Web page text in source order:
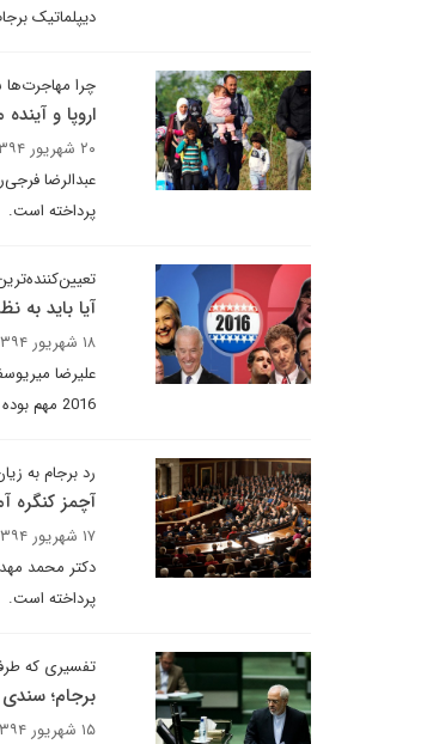
دیپلماتیک
چرا
اروپا و
۲۰ شهریور ۱۳۹۴
عبدالرضا
پرداخته است.
تعیین‌کننده‌ترین
‌آیا باید به
۱۸ شهریور ۱۳۹۴
علیرضا
2016 مهم بوده سه موضوع تعیین کننده سیاست‌های مالیاتی و وضع کلی اقتصاد، بیمه سلامت و سیاست‌های کلی مهاجرت است.
رد برجام به
آچمز کنگره
۱۷ شهریور ۱۳۹۴
دکتر محمد
پرداخته است.
تفسیری که
برجام؛ سندی
۱۵ شهریور ۱۳۹۴